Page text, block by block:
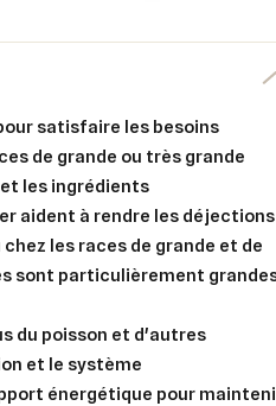
satisfaire les besoins
de grande ou très grande
les ingrédients
aident à rendre les déjections
les races de grande et de
sont particulièrement
du poisson et d'autres
et le système
énergétique pour